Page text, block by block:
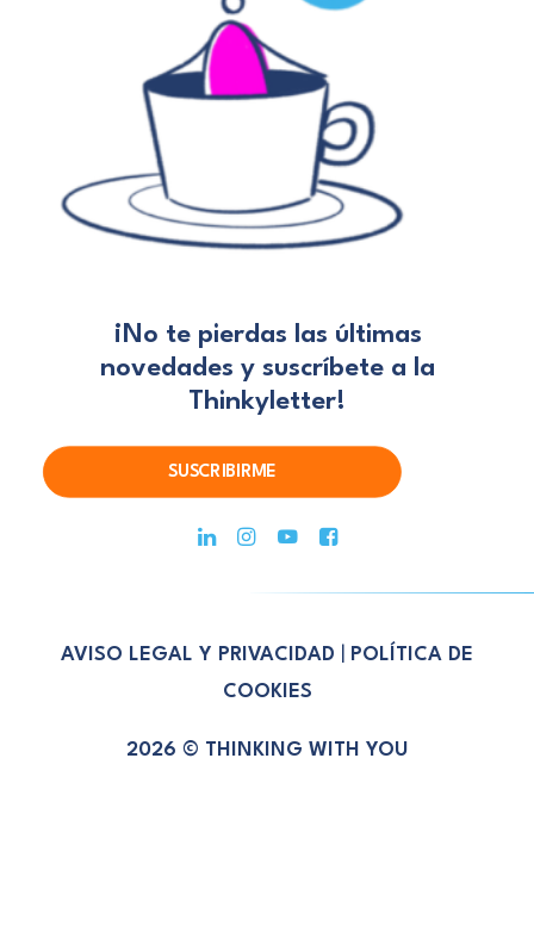
¡No te pierdas las últimas
novedades y suscríbete a la
Thinkyletter!
SUSCRIBIRME
AVISO LEGAL Y PRIVACIDAD
POLÍTICA DE
COOKIES
2026 © THINKING WITH YOU